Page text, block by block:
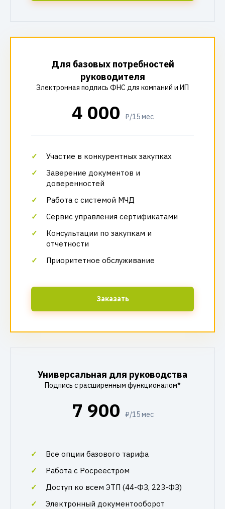
Для базовых потребностей
руководителя
Электронная подпись ФНС для компаний и ИП
4 000 ₽/15 мес
Участие в конкурентных закупках
Заверение документов и
доверенностей
Работа с системой МЧД
Сервис управления сертификатами
Консультации по закупкам и
отчетности
Приоритетное обслуживание
Заказать
Универсальная для руководства
Подпись с расширенным функционалом*
7 900 ₽/15 мес
Все опции базового тарифа
Работа с Росреестром
Доступ ко всем ЭТП (44-ФЗ, 223-ФЗ)
Электронный документооборот